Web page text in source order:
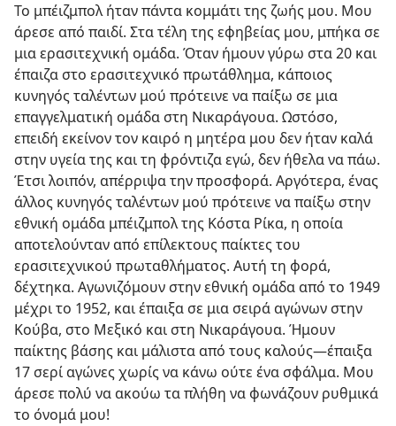
Το μπέιζμπολ ήταν πάντα κομμάτι της ζωής μου. Μου
άρεσε από παιδί. Στα τέλη της εφηβείας μου, μπήκα σε
μια ερασιτεχνική ομάδα. Όταν ήμουν γύρω στα 20 και
έπαιζα στο ερασιτεχνικό πρωτάθλημα, κάποιος
κυνηγός ταλέντων μού πρότεινε να παίξω σε μια
επαγγελματική ομάδα στη Νικαράγουα. Ωστόσο,
επειδή εκείνον τον καιρό η μητέρα μου δεν ήταν καλά
στην υγεία της και τη φρόντιζα εγώ, δεν ήθελα να πάω.
Έτσι λοιπόν, απέρριψα την προσφορά. Αργότερα, ένας
άλλος κυνηγός ταλέντων μού πρότεινε να παίξω στην
εθνική ομάδα μπέιζμπολ της Κόστα Ρίκα, η οποία
αποτελούνταν από επίλεκτους παίκτες του
ερασιτεχνικού πρωταθλήματος. Αυτή τη φορά,
δέχτηκα. Αγωνιζόμουν στην εθνική ομάδα από το 1949
μέχρι το 1952, και έπαιξα σε μια σειρά αγώνων στην
Κούβα, στο Μεξικό και στη Νικαράγουα. Ήμουν
παίκτης βάσης και μάλιστα από τους καλούς​—έπαιξα
17 σερί αγώνες χωρίς να κάνω ούτε ένα σφάλμα. Μου
άρεσε πολύ να ακούω τα πλήθη να φωνάζουν ρυθμικά
το όνομά μου!